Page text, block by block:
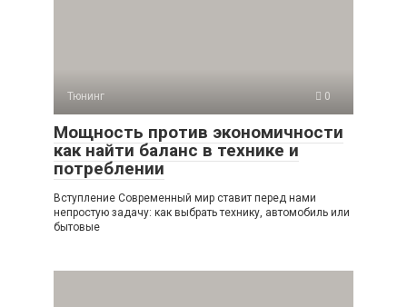
Тюнинг 0
Мощность против экономичности
как найти баланс в технике и
потреблении
Вступление Современный мир ставит перед нами
непростую задачу: как выбрать технику, автомобиль или
бытовые